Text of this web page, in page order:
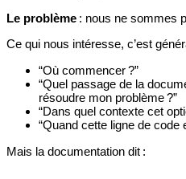
Le problème : nous ne sommes
Ce qui nous intéresse, c’est
“Où commencer ?”
“Quel passage de la
résoudre mon problème ?”
“Dans quel contexte cet
“Quand cette ligne de code
Mais la documentation dit :